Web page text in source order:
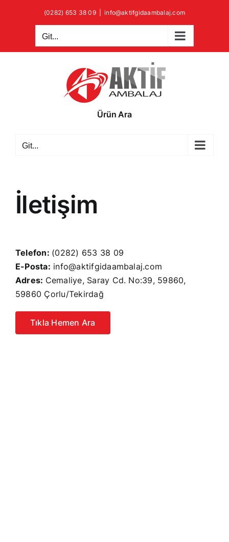
(0282) 653 38 09 info@aktifgidaambalaj.com
Git...
Ürün Ara
Git...
İletişim
Telefon: (0282) 653 38 09
E-Posta: info@aktifgidaambalaj.com
Adres: Cemaliye, Saray Cd. No:39, 59860,
59860 Çorlu/Tekirdağ
Tıkla Hemen Ara